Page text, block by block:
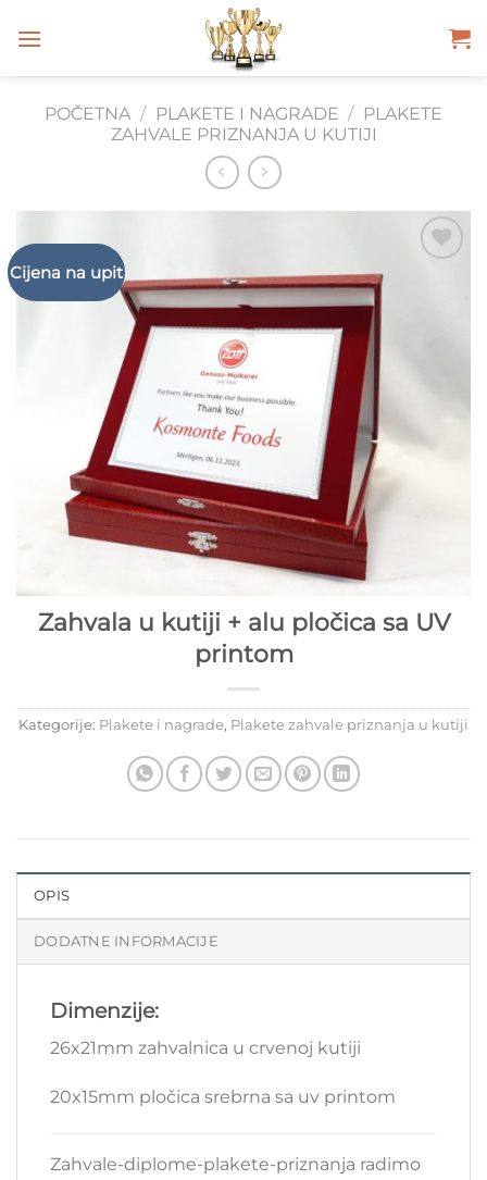
POČETNA / PLAKETE I NAGRADE / PLAKETE
ZAHVALE PRIZNANJA U KUTIJI
Cijena na upit
Zahvala u kutiji + alu pločica sa UV
printom
Kategorije: Plakete i nagrade, Plakete zahvale priznanja u kutiji
OPIS
DODATNE INFORMACIJE
Dimenzije:
26x21mm zahvalnica u crvenoj kutiji
20x15mm pločica srebrna sa uv printom
Zahvale-diplome-plakete-priznanja radimo